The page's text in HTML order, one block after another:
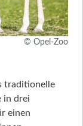
© Opel-Zoo
traditionelle
in drei
einen